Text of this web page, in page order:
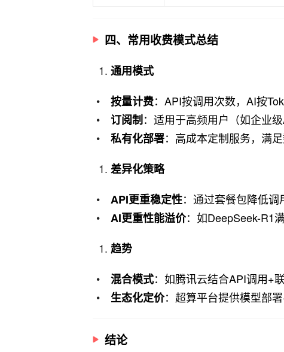
四、常用收费模式总结
通用模式
按量计费：API按调用次数，AI按
订阅制：适用于高频用户（如企业
私有化部署：高成本定制服务，满
差异化策略
API更重稳定性：通过套餐包降低调
AI更重性能溢价：如DeepSeek-R1
趋势
混合模式：如腾讯云结合API调用+
生态化定价：超算平台提供模型部
结论